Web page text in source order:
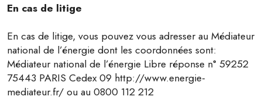
En cas de litige
En cas de litige, vous pouvez vous adresser au Médiateur
national de l’énergie dont les coordonnées sont:
Médiateur national de l’énergie Libre réponse n° 59252
75443 PARIS Cedex 09 http://www.energie-
mediateur.fr/ ou au 0800 112 212